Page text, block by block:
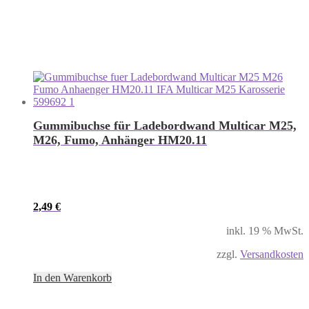
Gummibuchse für Ladebordwand Multicar M25,
M26, Fumo, Anhänger HM20.11
2,49 €
inkl. 19 % MwSt.
zzgl. Versandkosten
In den Warenkorb